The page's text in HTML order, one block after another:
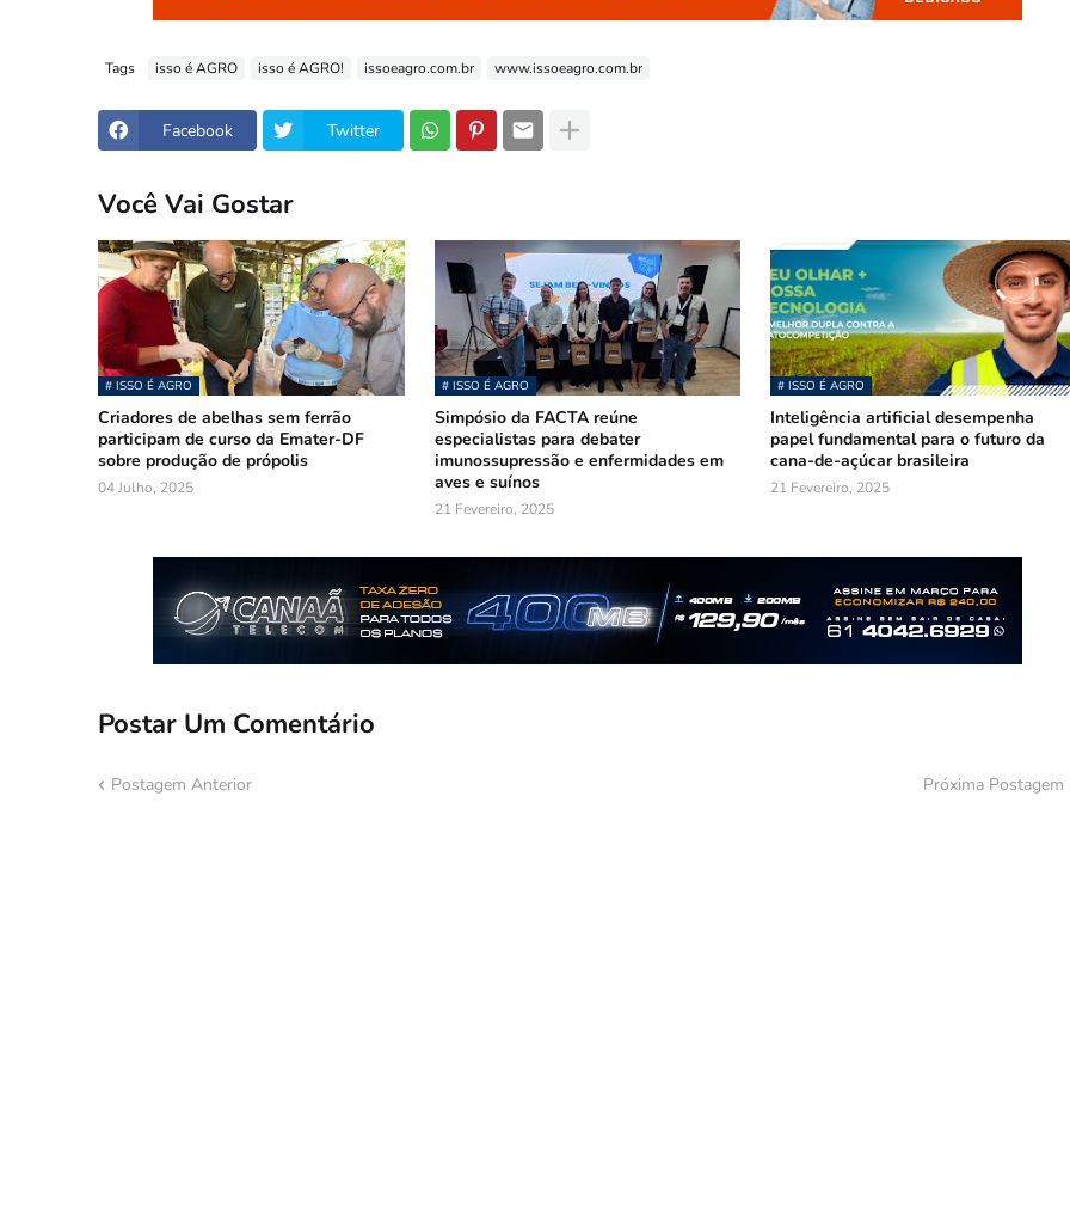
Tags isso é AGRO isso é AGRO! issoeagro.com.br www.issoeagro.com.br
Facebook Twitter
Você Vai Gostar
# ISSO É AGRO
Criadores de abelhas sem ferrão
participam de curso da Emater-DF
sobre produção de própolis
04 Julho, 2025
# ISSO É AGRO
Simpósio da FACTA reúne
especialistas para debater
imunossupressão e enfermidades em
aves e suínos
21 Fevereiro, 2025
# ISSO É AGRO
Inteligência artificial desempenha
papel fundamental para o futuro da
cana-de-açúcar brasileira
21 Fevereiro, 2025
Postar Um Comentário
Postagem Anterior Próxima Postagem